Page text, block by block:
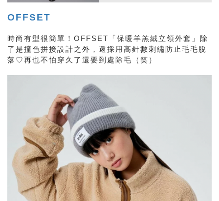
OFFSET
時尚有型很簡單！OFFSET「保暖羊羔絨立領外套」除
了是撞色拼接設計之外，還採用高針數刺繡防止毛毛脫
落♡再也不怕穿久了還要到處除毛（笑）